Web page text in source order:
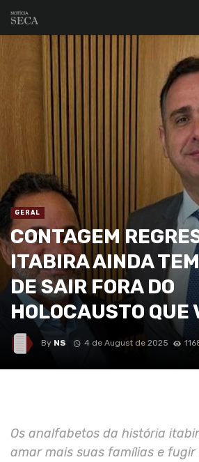
GERAL
CONTAGEM
ITABIRA AINDA
DE SAIR FORA DO
HOLOCAUSTO QUE
By NS 4 de August de 2025
Os analfabetos da história
amar mais suas famílias e fugir